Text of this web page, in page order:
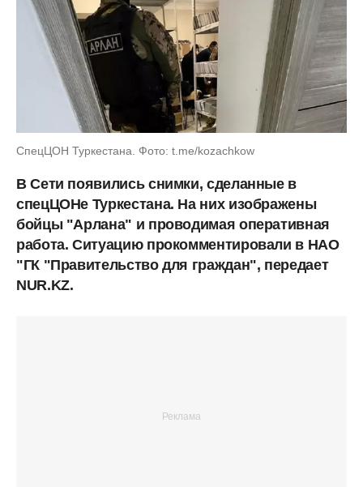
СпецЦОН Туркестана. Фото: t.me/kozachkow
В Сети появились снимки, сделанные в
спецЦОНе Туркестана. На них изображены
бойцы "Арлана" и проводимая оперативная
работа. Ситуацию прокомментировали в НАО
"ГК "Правительство для граждан", передает
NUR.KZ.